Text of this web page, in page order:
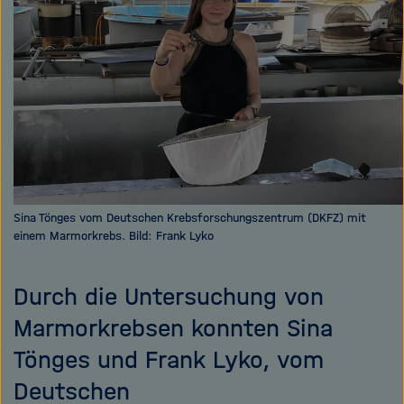
e
ß
e
n
f
n
e
n
/
l
i
Sina Tönges vom Deutschen Krebsforschungszentrum (DKFZ) mit
einem Marmorkrebs. Bild: Frank Lyko
Durch die Untersuchung von
Marmorkrebsen konnten Sina
Tönges und Frank Lyko, vom
Deutschen